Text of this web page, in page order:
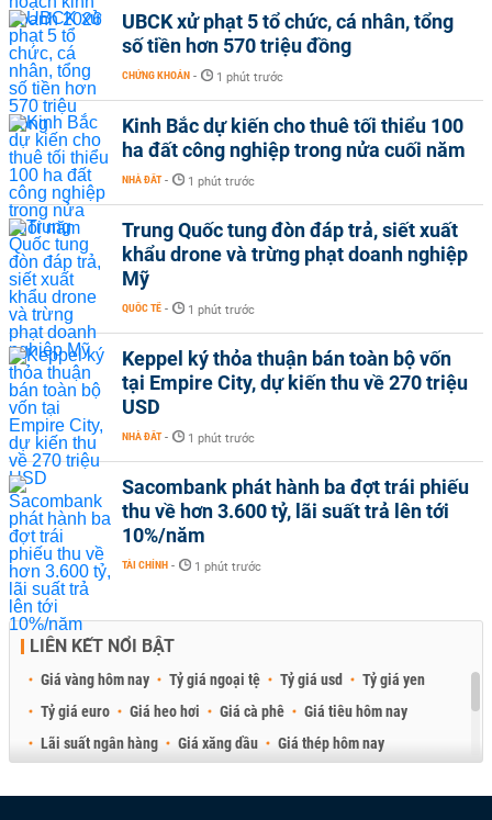
UBCK xử phạt 5 tổ chức, cá nhân, tổng
số tiền hơn 570 triệu đồng
CHỨNG KHOÁN - 1 phút trước
Kinh Bắc dự kiến cho thuê tối thiểu 100
ha đất công nghiệp trong nửa cuối năm
NHÀ ĐẤT - 1 phút trước
Trung Quốc tung đòn đáp trả, siết xuất
khẩu drone và trừng phạt doanh nghiệp
Mỹ
QUỐC TẾ - 1 phút trước
Keppel ký thỏa thuận bán toàn bộ vốn
tại Empire City, dự kiến thu về 270 triệu
USD
NHÀ ĐẤT - 1 phút trước
Sacombank phát hành ba đợt trái phiếu
thu về hơn 3.600 tỷ, lãi suất trả lên tới
10%/năm
TÀI CHÍNH - 1 phút trước
LIÊN KẾT NỔI BẬT
Giá vàng hôm nay Tỷ giá ngoại tệ Tỷ giá usd
Tỷ giá yen
Tỷ giá euro
Giá heo hơi Giá cà phê
Giá tiêu hôm nay
Lãi suất ngân hàng
Giá xăng dầu
Giá thép hôm nay